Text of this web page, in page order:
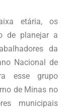
etária, os
de planejar a
da
Nacional de
esse grupo
de Minas no
municipais